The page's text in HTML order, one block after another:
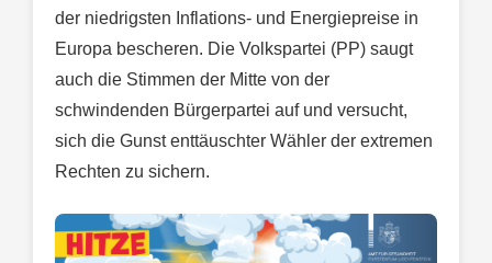
der niedrigsten Inflations- und Energiepreise in
Europa bescheren. Die Volkspartei (PP) saugt
auch die Stimmen der Mitte von der
schwindenden Bürgerpartei auf und versucht,
sich die Gunst enttäuschter Wähler der extremen
Rechten zu sichern.